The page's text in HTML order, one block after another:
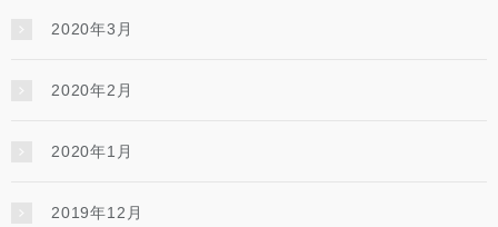
2020年3月
2020年2月
2020年1月
2019年12月